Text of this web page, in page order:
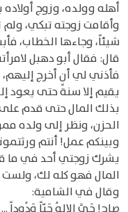
أهله وولده، وزوج أولاده
وأقامت زوجته تبكي،
شيئاً، وجاءها الخطاب،
قال: فقال أبو دهبل
فأذني لي أن أخرج إليهم،
يقيم إلا سنةً حتى يعود
بذلك المال حتى قدم
الحزن، ونظر إلى ولده
وبينكم عمل! أنتم
يشرك زوجتي أحد في ما
المال فهو كله لك،
وقال في الشامية: